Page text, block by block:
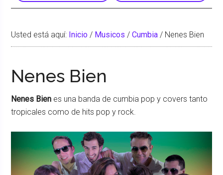
Usted está aquí: Inicio / Musicos / Cumbia / Nenes Bien
Nenes Bien
Nenes Bien es una banda de cumbia pop y covers tanto
tropicales como de hits pop y rock.